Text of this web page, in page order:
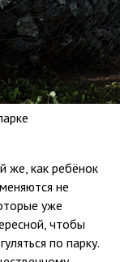
же, как ребёнок
не
уже
чтобы
по парку.